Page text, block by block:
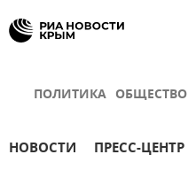
ПОЛИТИКА ОБЩЕСТВО
НОВОСТИ ПРЕСС-ЦЕНТР